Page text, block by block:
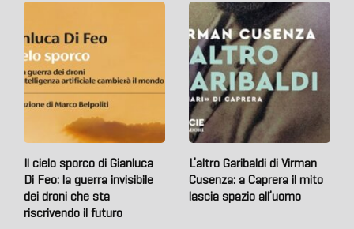
Il cielo sporco di Gianluca
Di Feo: la guerra invisibile
dei droni che sta
riscrivendo il futuro
L’altro Garibaldi di Virman
Cusenza: a Caprera il mito
lascia spazio all’uomo